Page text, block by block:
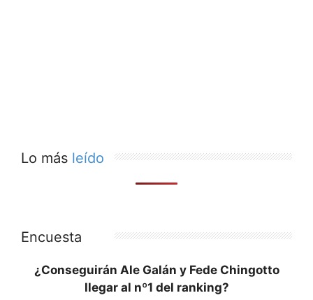
Lo más leído
Encuesta
¿Conseguirán Ale Galán y Fede Chingotto
llegar al nº1 del ranking?